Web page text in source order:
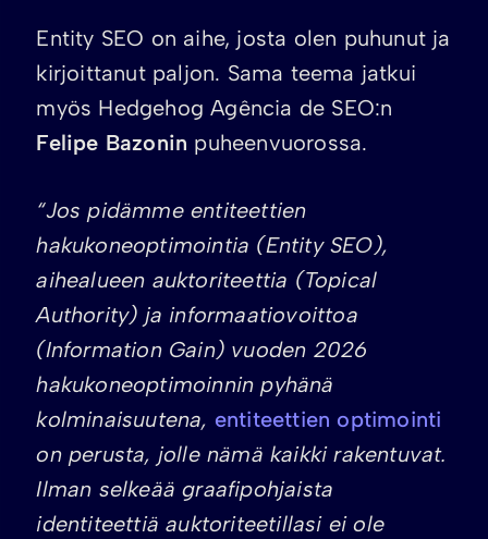
Entity SEO on aihe, josta olen puhunut ja
kirjoittanut paljon. Sama teema jatkui
myös Hedgehog Agência de SEO:n
Felipe Bazonin puheenvuorossa.
“Jos pidämme entiteettien
hakukoneoptimointia (Entity SEO),
aihealueen auktoriteettia (Topical
Authority) ja informaatiovoittoa
(Information Gain) vuoden 2026
hakukoneoptimoinnin pyhänä
kolminaisuutena, entiteettien optimointi
on perusta, jolle nämä kaikki rakentuvat.
Ilman selkeää graafipohjaista
identiteettiä auktoriteetillasi ei ole